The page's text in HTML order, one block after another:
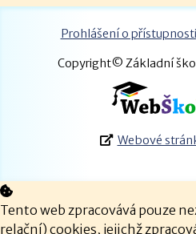
Prohlášení o přístupnosti
Copyright© Základní
Webové
Tento web zpracovává pouze
relační) cookies, jejichž